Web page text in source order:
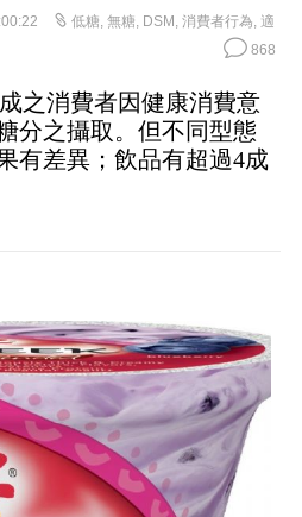
低糖 無糖 DSM 消費者行為 適
868
之消費者因健康消費意
分之攝取。但不同型態
有差異；飲品有超過4成